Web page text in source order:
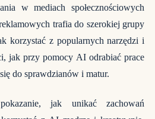
w mediach społecznościowych
trafia do szerokiej grupy
korzystać z popularnych narzędzi i
jak przy pomocy AI odrabiać prace
do sprawdzianów i matur.
jak unikać zachowań